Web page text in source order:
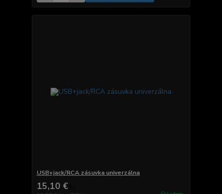
USB+jack/RCA zásuvka univerzálna
15,10 €